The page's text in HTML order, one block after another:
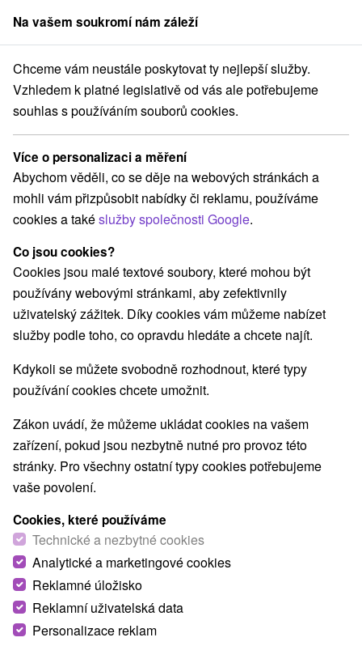
člen skupinySorger
Pobyty na Slovensku Letní pobyty Východné Slovensko
Letní pobyty Východné Slovensko
Kategorie
Všechny kategorie
Pobyty v akci(40)
Wellness pobyty(61) Víkendové pobyty(61)
Romantické pobyty
Rodinné pobyty(52)
Vyberte lokalitu nebo termín
Nejprodávanější
1.
Letní útěk do Tater: Relax pod Gerlachovským
štítem
Hotel Avalanche★
Na vašem soukromí nám záleží
Chceme vám neustále poskytovat ty nejlepší služby.
Vzhledem k platné legislativě od vás ale potřebujeme
souhlas s používáním souborů cookies.
Více o personalizaci a měření
Abychom věděli, co se děje na webových stránkách a
mohli vám přizpůsobit nabídky či reklamu, používáme
cookies a takéslužby společnosti Google.
Co jsou cookies?
Cookies jsou malé textové soubory, které mohou být
používány webovými stránkami, aby zefektivnily
uživatelský zážitek. Díky cookies vám můžeme nabízet
služby podle toho, co opravdu hledáte a chcete najít.
Kdykoli se můžete svobodně rozhodnout, které typy
používání cookies chcete umožnit.
Zákon uvádí, že můžeme ukládat cookies na vašem
zařízení, pokud jsou nezbytně nutné pro provoz této
stránky. Pro všechny ostatní typy cookies potřebujeme
vaše povolení.
Cookies, které používáme
Technické a nezbytné cookies
Analytické a marketingové cookies
Reklamné úložisko
Reklamní uživatelská data
Personalizace reklam